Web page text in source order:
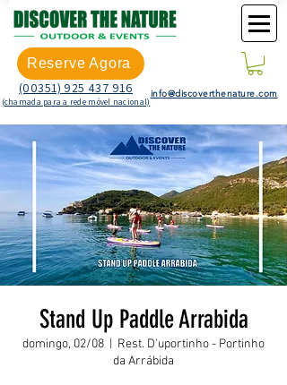
Reserve Agora
(00351) 925 437 916
(chamada para a rede móvel nacional)
info@discoverthenature.com
Stand Up Paddle Arrabida
domingo, 02/08
Rest. D'uportinho - Portinho
da Arrábida